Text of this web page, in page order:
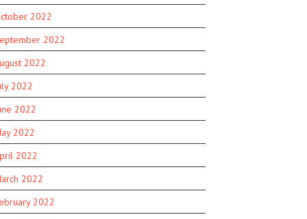
2022
2022
2022
2022
2022
2022
2022
2022
2022